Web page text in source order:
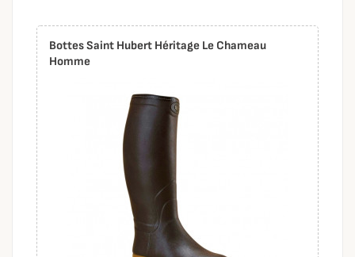
Bottes Saint Hubert Héritage Le Chameau
Homme